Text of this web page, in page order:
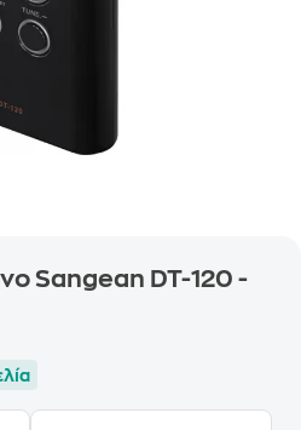
Sangean DT-120 -